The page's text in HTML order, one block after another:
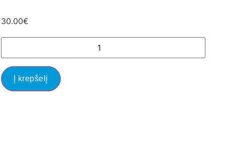
30.00€
Į krepšelį